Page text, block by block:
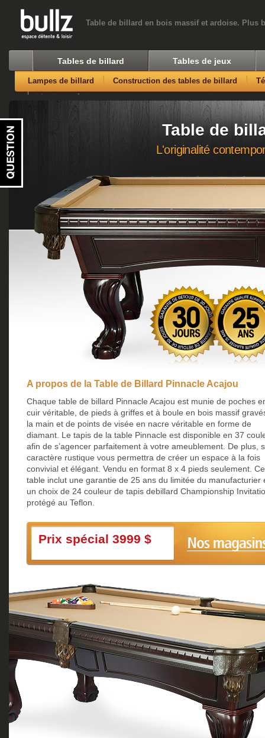
Table de billard en bois massif et ardoise. Plus
Tables de billard Tables de jeux
Lampes de billard Construction des tables de billard
Nos Magasins
Table de
L'originalité
A propos de la Table de Billard Pinnacle Acajou
Chaque table de billard Pinnacle Acajou est munie de poches
cuir véritable, de pieds à griffes et à boule en bois massif
la main et de points de visée en nacre véritable en forme de
diamant. Le tapis de la table Pinnacle est disponible en 37
afin de s’agencer parfaitement à votre ameublement. De plus,
caractère rustique vous permettra de créer un espace à la fois
convivial et élégant. Vendu en format 8 x 4 pieds seulement.
table inclut une garantie de 25 ans du limitée du manufacturier
un choix de 24 couleur de tapis debillard Championship
protégé au Teflon.
Prix spécial 3999 $